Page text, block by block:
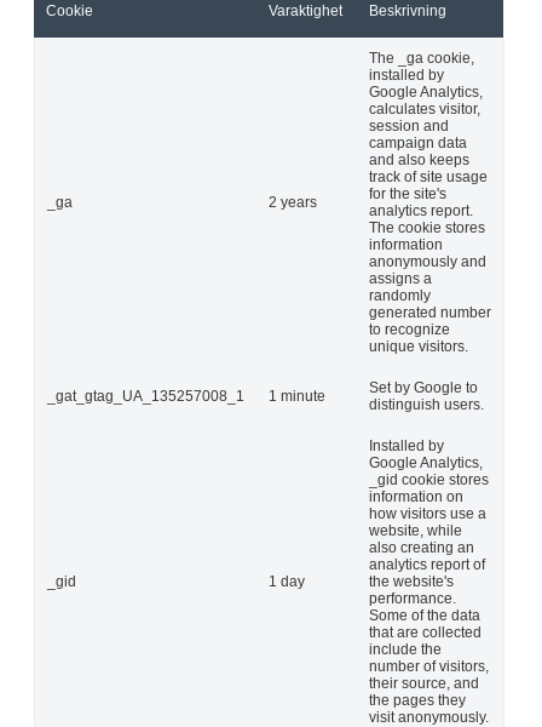
Cookie Varaktighet Beskrivning
_ga 2 years
The _ga cookie,
installed by
Google Analytics,
calculates visitor,
session and
campaign data
and also keeps
track of site usage
for the site's
analytics report.
The cookie stores
information
anonymously and
assigns a
randomly
generated number
to recognize
unique visitors.
_gat_gtag_UA_135257008_1 1 minute
Set by Google to
distinguish users.
_gid 1 day
Installed by
Google Analytics,
_gid cookie stores
information on
how visitors use a
website, while
also creating an
analytics report of
the website's
performance.
Some of the data
that are collected
include the
number of visitors,
their source, and
the pages they
visit anonymously.